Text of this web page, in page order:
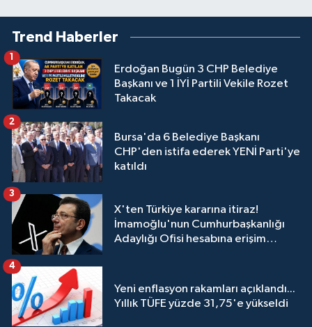
Trend Haberler
Erdoğan Bugün 3 CHP Belediye
Başkanı ve 1 İYİ Partili Vekile Rozet
Takacak
1
Bursa'da 6 Belediye Başkanı
CHP'den istifa ederek YENİ Parti'ye
katıldı
2
X'ten Türkiye kararına itiraz!
İmamoğlu'nun Cumhurbaşkanlığı
Adaylığı Ofisi hesabına erişim
3
Yeni enflasyon rakamları açıklandı...
Yıllık TÜFE yüzde 31,75'e yükseldi
4